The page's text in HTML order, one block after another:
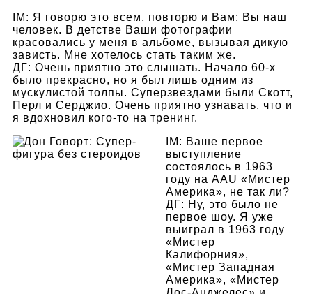
IM: Я говорю это всем, повторю и Вам: Вы наш
человек. В детстве Ваши фотографии
красовались у меня в альбоме, вызывая дикую
зависть. Мне хотелось стать таким же.
ДГ: Очень приятно это слышать. Начало 60-х
было прекрасно, но я был лишь одним из
мускулистой толпы. Суперзвездами были Скотт,
Перл и Серджио. Очень приятно узнавать, что и
я вдохновил кого-то на тренинг.
IM: Ваше первое
выступление
состоялось в 1963
году на AAU «Мистер
Америка», не так ли?
ДГ: Ну, это было не
первое шоу. Я уже
выиграл в 1963 году
«Мистер
Калифорния»,
«Мистер Западная
Америка», «Мистер